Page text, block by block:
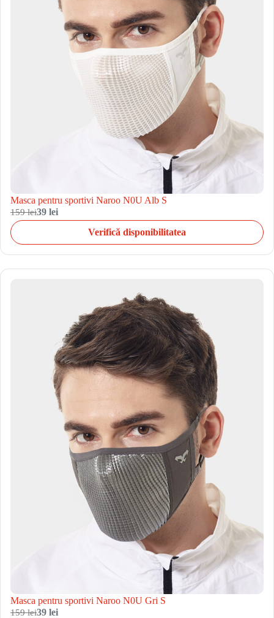
Masca pentru sportivi Naroo N0U Alb S
159 lei39 lei
Verifică disponibilitatea
Masca pentru sportivi Naroo N0U Gri S
159 lei39 lei